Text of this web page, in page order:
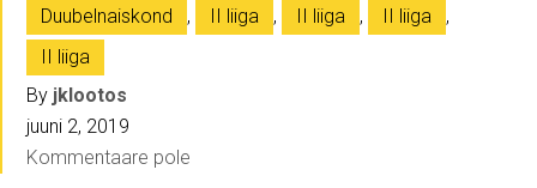
Duubelnaiskond
, II liiga , II liiga , II liiga
,
II liiga
By jklootos
juuni 2, 2019
Kommentaare pole